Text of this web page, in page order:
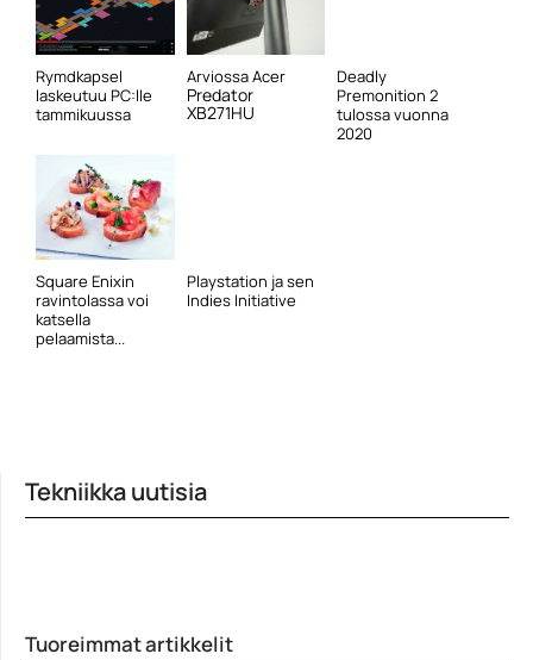
Rymdkapsel
laskeutuu PC:lle
tammikuussa
Arviossa Acer
Predator
XB271HU
Deadly
Premonition 2
tulossa vuonna
2020
Square Enixin
ravintolassa voi
katsella
pelaamista...
Playstation ja sen
Indies Initiative
Tekniikka uutisia
Tuoreimmat artikkelit